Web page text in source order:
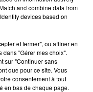
inondations. Ce
courant du mois de
pourquoi pas dès
pour un meilleur
inondations.
and combine data from
devices based on
et fermer", ou affiner en
"Gérer mes choix".
sur "Continuer sans
que pour ce site. Vous
consentement à tout
en bas de chaque page.